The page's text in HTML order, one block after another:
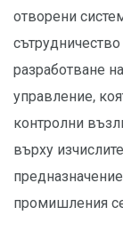
отворени
разработване
управление,
контролни
върху
промишления